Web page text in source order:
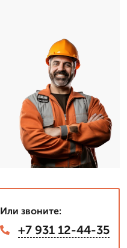
Или звоните:
+7 931 12-44-35